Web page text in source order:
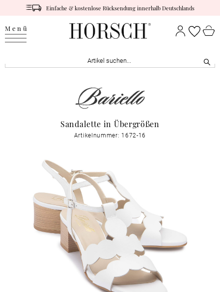
Einfache & kostenlose Rücksendung innerhalb Deutschlands
Menü
Sandalette in Übergrößen
Artikelnummer: 1672-16